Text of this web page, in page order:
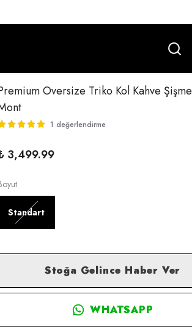
Oversize Triko Kol Kahve Şişme
1 değerlendirme
3,499.99
Standart
Stoğa Gelince Haber Ver
WHATSAPP